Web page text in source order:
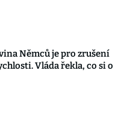
Němců je pro zrušení
Vláda řekla, co si o